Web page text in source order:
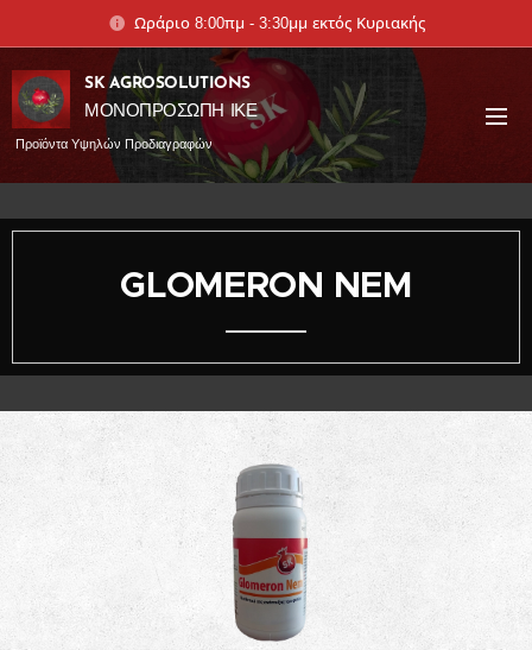
Ωράριο 8:00πμ - 3:30μμ εκτός Κυριακής
SK AGROSOLUTIONS
ΜΟΝΟΠΡΟΣΩΠΗ ΙΚΕ
Προϊόντα Υψηλών Προδιαγραφών
GLOMERON NEM